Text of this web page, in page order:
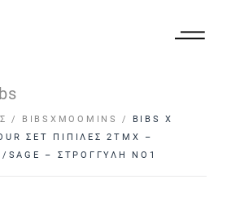
BIBSXMOOMINS
BIBS X
ΣΕΤ ΠΙΠΙΛΕΣ 2ΤΜΧ –
SAGE – ΣΤΡΟΓΓΥΛΗ NO1